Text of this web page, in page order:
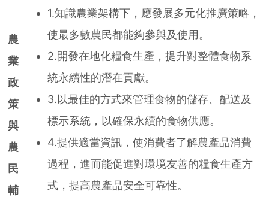
農
業
政
策
與
農
民
輔
1.知識農業架構下，應發展多元化推廣策略，
使最多數農民都能夠參與及使用。
2.開發在地化糧食生產，提升對整體食物系
統永續性的潛在貢獻。
3.以最佳的方式來管理食物的儲存、配送及
標示系統，以確保永續的食物供應。
4.提供適當資訊，使消費者了解農產品消費
過程，進而能促進對環境友善的糧食生產方
式，提高農產品安全可靠性。